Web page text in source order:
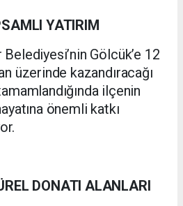
YATIRIM
Gölcük’e 12
üzerinde kazandıracağı
ilçenin
önemli katkı
DONATI ALANLARI